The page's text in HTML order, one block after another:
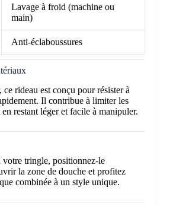
Lavage à froid (machine ou
main)
Anti-éclaboussures
rideau est conçu pour résister à
Il contribue à limiter les
restant léger et facile à manipuler.
votre tringle, positionnez-le
la zone de douche et profitez
combinée à un style unique.